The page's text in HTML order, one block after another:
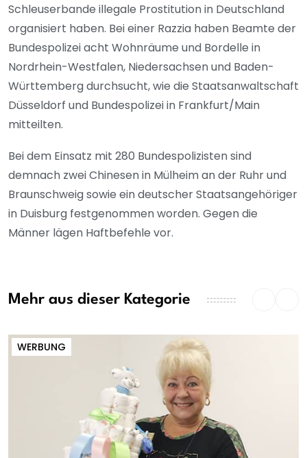
Schleuserbande illegale Prostitution in Deutschland
organisiert haben. Bei einer Razzia haben Beamte der
Bundespolizei acht Wohnräume und Bordelle in
Nordrhein-Westfalen, Niedersachsen und Baden-
Württemberg durchsucht, wie die Staatsanwaltschaft
Düsseldorf und Bundespolizei in Frankfurt/Main
mitteilten.
Bei dem Einsatz mit 280 Bundespolizisten sind
demnach zwei Chinesen in Mülheim an der Ruhr und
Braunschweig sowie ein deutscher Staatsangehöriger
in Duisburg festgenommen worden. Gegen die
Männer lägen Haftbefehle vor.
Mehr aus dieser Kategorie
WERBUNG